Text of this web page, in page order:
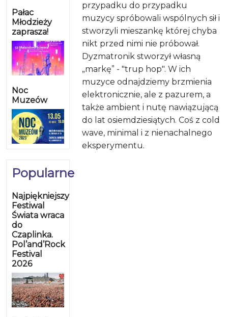
Pałac
Młodzieży
zaprasza!
Noc
Muzeów
Popularne
Najpiękniejszy
Festiwal
Świata wraca
do
Czaplinka.
Pol’and’Rock
Festival
2026
przypadku do przypadku
muzycy spróbowali wspólnych sił i
stworzyli mieszankę której chyba
nikt przed nimi nie próbował.
Dyzmatronik stworzył własną
„markę” - "trup hop". W ich
muzyce odnajdziemy brzmienia
elektronicznie, ale z pazurem, a
także ambient i nutę nawiązującą
do lat osiemdziesiątych. Coś z cold
wave, minimal i z nienachalnego
eksperymentu.